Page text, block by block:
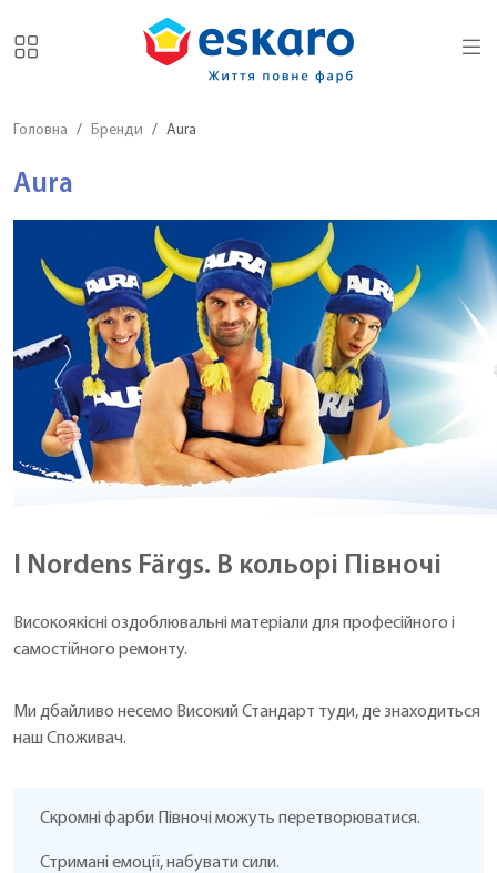
Головна Бренди Aura
Aura
I Nordens Färgs. В кольорі Півночі
Високоякісні оздоблювальні матеріали для професійного і
самостійного ремонту.
Ми дбайливо несемо Високий Стандарт туди, де знаходиться
наш Споживач.
Скромні фарби Півночі можуть перетворюватися.
Стримані емоції, набувати сили.